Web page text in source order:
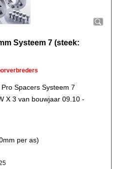
Systeem 7 (steek:
Spacers Systeem 7
X 3 van bouwjaar 09.10 -
per as)